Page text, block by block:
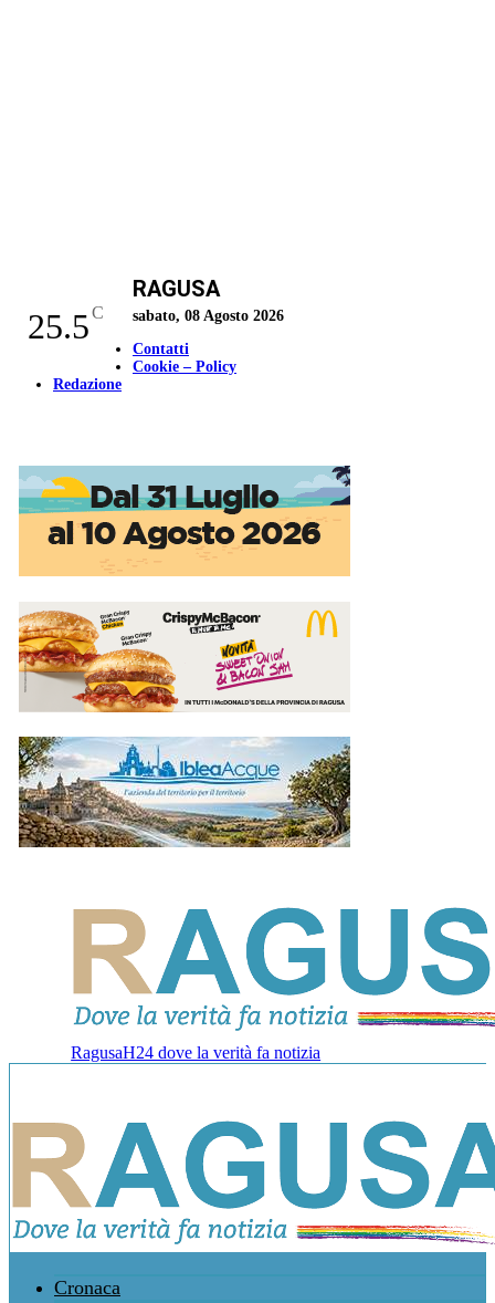
25.5C
RAGUSA
sabato, 08 Agosto 2026
Contatti
Cookie – Policy
Redazione
RagusaH24 dove la verità fa notizia
Cronaca